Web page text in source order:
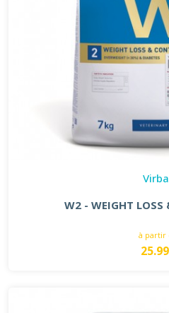
W2 - WEIGHT LOSS
à partir